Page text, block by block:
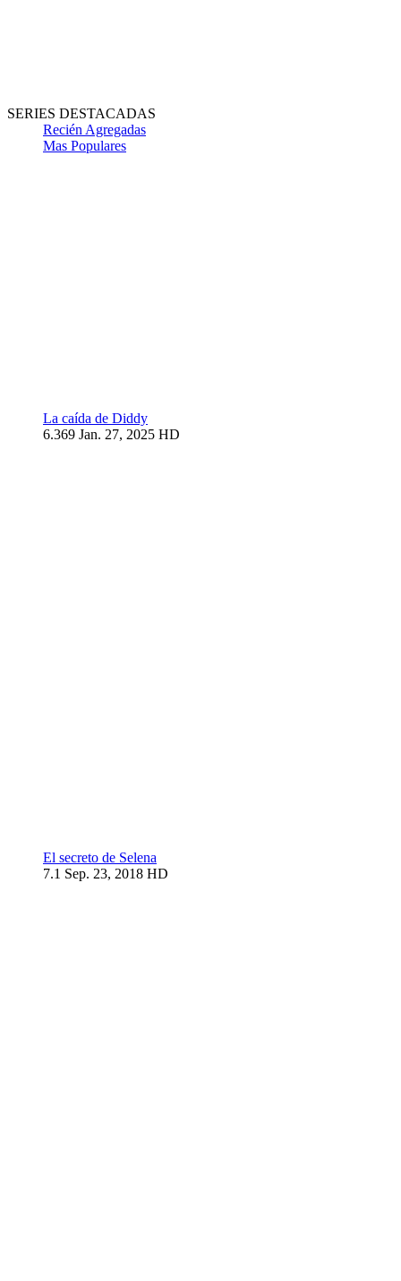
SERIES DESTACADAS
Recién Agregadas
Mas Populares
La caída de Diddy
6.369 Jan. 27, 2025 HD
El secreto de Selena
7.1 Sep. 23, 2018 HD